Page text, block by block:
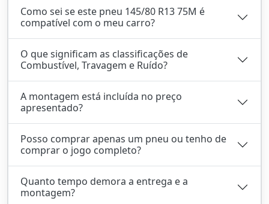
Como sei se este pneu 145/80 R13 75M é
compatível com o meu carro?
O que significam as classificações de
Combustível, Travagem e Ruído?
A montagem está incluída no preço
apresentado?
Posso comprar apenas um pneu ou tenho de
comprar o jogo completo?
Quanto tempo demora a entrega e a
montagem?